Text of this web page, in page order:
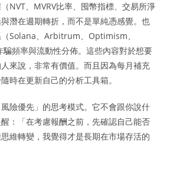
NVT、MVRV比率、囤幣指標、交易所淨
潛在週期轉折，而不是單純憑感覺。也
Solana、Arbitrum、Optimism、
騙頻率與流動性分佈。這些內容對於想要
來說，非常有價值。而且因為每月補充
時在更新自己的分析工具箱。
險優先」的思考模式。它不會跟你說什
：「在考慮報酬之前，先確認自己能否
維轉變，我覺得才是長期在市場存活的